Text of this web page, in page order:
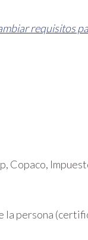
requisitos
Copaco,
la persona